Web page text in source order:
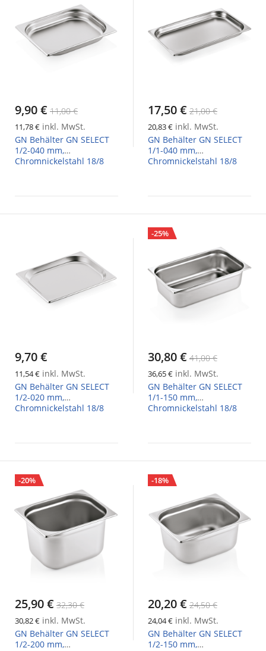
9,90 € 11,00 €
11,78 € inkl. MwSt.
GN Behälter GN SELECT
1/2-040 mm,
Chromnickelstahl 18/8
17,50 € 21,00 €
20,83 € inkl. MwSt.
GN Behälter GN SELECT
1/1-040 mm,
Chromnickelstahl 18/8
9,70 €
11,54 € inkl. MwSt.
GN Behälter GN SELECT
1/2-020 mm,
Chromnickelstahl 18/8
-25%
30,80 € 41,00 €
36,65 € inkl. MwSt.
GN Behälter GN SELECT
1/1-150 mm,
Chromnickelstahl 18/8
-20%
25,90 € 32,30 €
30,82 € inkl. MwSt.
GN Behälter GN SELECT
1/2-200 mm,
-18%
20,20 € 24,50 €
24,04 € inkl. MwSt.
GN Behälter GN SELECT
1/2-150 mm,